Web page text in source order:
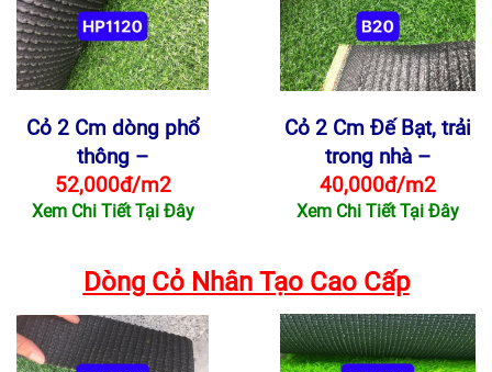
Cỏ 2 Cm dòng phổ
thông –
52,000đ/m2
Xem Chi Tiết Tại Đây
Cỏ 2 Cm Đế Bạt, trải
trong nhà –
40,000đ/m2
Xem Chi Tiết Tại Đây
Dòng Cỏ Nhân Tạo Cao Cấp